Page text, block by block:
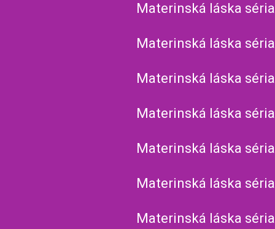
Materinská láska
Materinská láska
Materinská láska
Materinská láska
Materinská láska
Materinská láska
Materinská láska